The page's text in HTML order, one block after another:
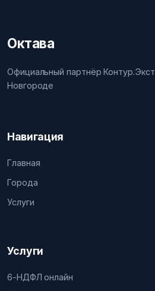
Октава
Официальный партнёр
Новгороде
Навигация
Главная
Города
Услуги
Услуги
6-НДФЛ онлайн